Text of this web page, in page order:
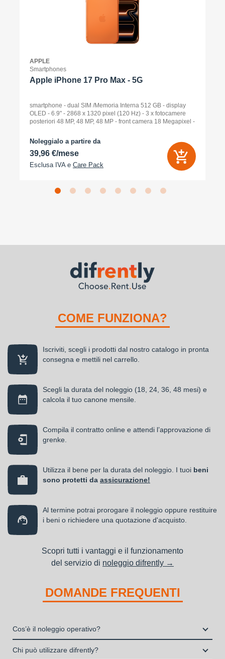
APPLE
Smartphones
Apple iPhone 17 Pro Max - 5G
smartphone - dual SIM /Memoria Interna 512 GB - display
OLED - 6.9" - 2868 x 1320 pixel (120 Hz) - 3 x fotocamere
posteriori 48 MP, 48 MP, 48 MP - front camera 18 Megapixel -
Noleggialo a partire da
39,96 €/mese
Esclusa IVA e Care Pack
COME FUNZIONA?
Iscriviti, scegli i prodotti dal nostro catalogo in pronta
consegna e mettili nel carrello.
Scegli la durata del noleggio (18, 24, 36, 48 mesi) e
calcola il tuo canone mensile.
Compila il contratto online e attendi l’approvazione di
grenke.
Utilizza il bene per la durata del noleggio. I tuoi beni
sono protetti da assicurazione!
Al termine potrai prorogare il noleggio oppure restituire
i beni o richiedere una quotazione d'acquisto.
Scopri tutti i vantaggi e il funzionamento
del servizio di noleggio difrently →
DOMANDE FREQUENTI
Cos’è il noleggio operativo?
Il noleggio, o locazione operativa, è una soluzione che
Chi può utilizzare difrently?